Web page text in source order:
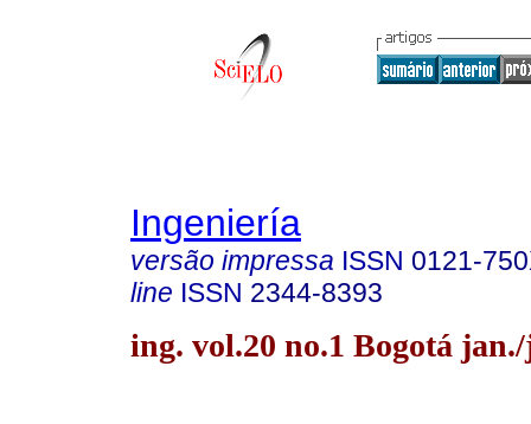
Ingeniería
versão impressa ISSN 0121-
line ISSN 2344-8393
ing. vol.20 no.1 Bogotá